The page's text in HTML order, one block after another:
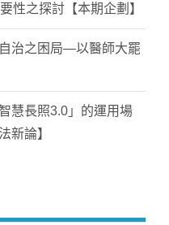
性之探討【本期企劃】
治之困局—以醫師大罷
慧長照3.0」的運用場
新論】